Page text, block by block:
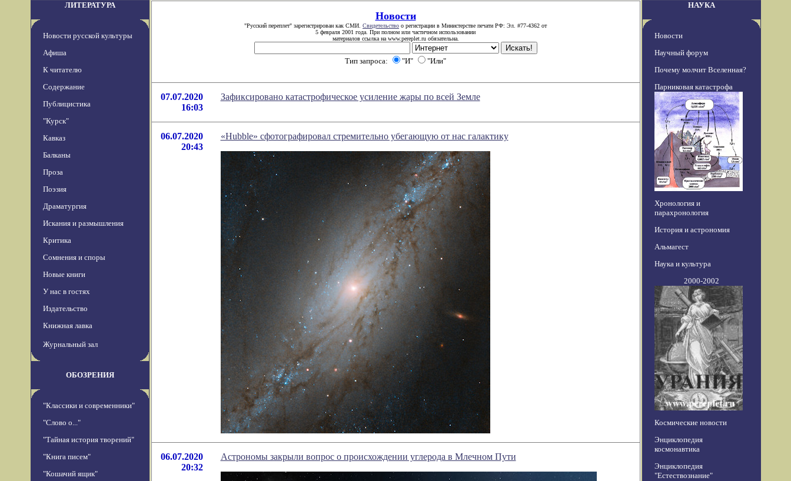
ЛИТЕРАТУРА
Новости русской культуры
Афиша
К читателю
Содержание
Публицистика
"Курск"
Кавказ
Балканы
Проза
Поэзия
Драматургия
Искания и размышления
Критика
Сомнения и споры
Новые книги
У нас в гостях
Издательство
Книжная лавка
Журнальный зал
ОБОЗРЕНИЯ
"Классики и современники"
"Слово о..."
"Тайная история творений"
"Книга писем"
"Кошачий ящик"
Новости
"Русский переплет" зарегистрирован как СМИ. Свидетельство о регистрации в Министерстве печати РФ: Эл. #77-4362 от
5 февраля 2001 года. При полном или частичном использовании
материалов ссылка на www.pereplet.ru обязательна.
Тип запроса: "И" "Или"
07.07.2020
16:03
Зафиксировано катастрофическое усиление жары по всей Земле
06.07.2020
20:43
«Hubble» сфотографировал стремительно убегающую от нас галактику
06.07.2020
20:32
Астрономы закрыли вопрос о происхождении углерода в Млечном Пути
НАУКА
Новости
Научный форум
Почему молчит Вселенная?
Парниковая катастрофа
Хронология и
парахронология
История и астрономия
Альмагест
Наука и культура
2000-2002
Космические новости
Энциклопедия
космонавтика
Энциклопедия
"Естествознание"